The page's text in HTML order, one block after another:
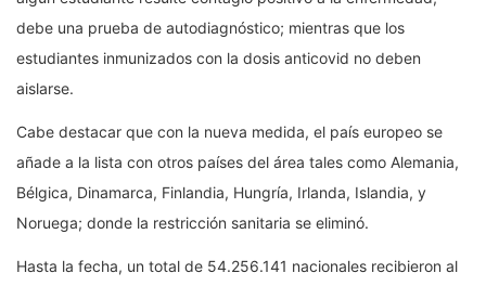
debe una prueba de autodiagnóstico; mientras que los
estudiantes inmunizados con la dosis anticovid no deben
aislarse.
Cabe destacar que con la nueva medida, el país europeo se
añade a la lista con otros países del área tales como Alemania,
Bélgica, Dinamarca, Finlandia, Hungría, Irlanda, Islandia, y
Noruega; donde la restricción sanitaria se eliminó.
Hasta la fecha, un total de 54.256.141 nacionales recibieron al